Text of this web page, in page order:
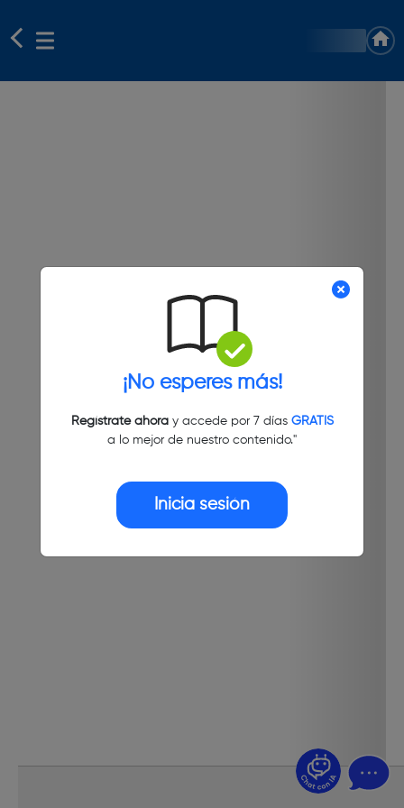
¡No esperes más!
Regístrate ahoray accede por 7 días GRATIS
a lo mejor de nuestro contenido."
Inicia sesión